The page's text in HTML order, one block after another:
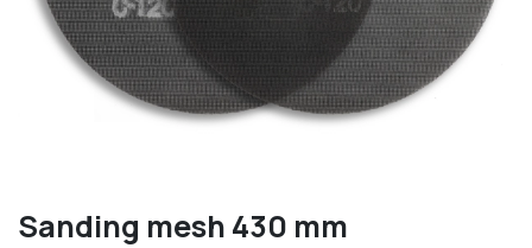
Sanding mesh 430 mm